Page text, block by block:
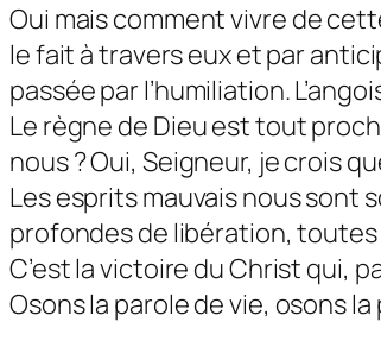
Oui mais comment vivre de
le fait à travers eux et par
passée par l’humiliation.
Le règne de Dieu est tout
nous ? Oui, Seigneur, je crois
Les esprits mauvais nous sont
profondes de libération,
C’est la victoire du Christ qui,
Osons la parole de vie, osons